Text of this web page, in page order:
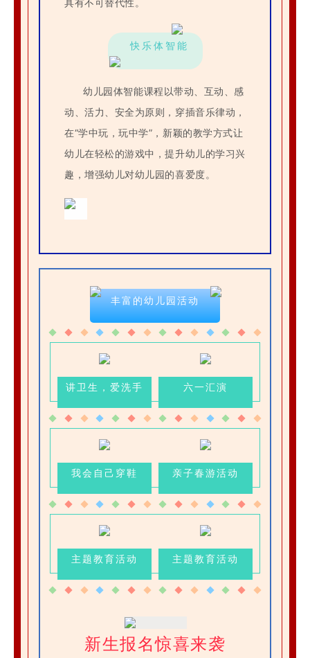
快乐体智能
幼儿园体智能课程以带动、互动、感
动、活力、安全为原则，穿插音乐律动，
在“学中玩，玩中学”，新颖的教学方式让
幼儿在轻松的游戏中，提升幼儿的学习兴
趣，增强幼儿对幼儿园的喜爱度。
丰富的幼儿园活动
讲卫生，爱洗手 六一汇演
我会自己穿鞋 亲子春游活动
主题教育活动 主题教育活动
新生报名惊喜来袭